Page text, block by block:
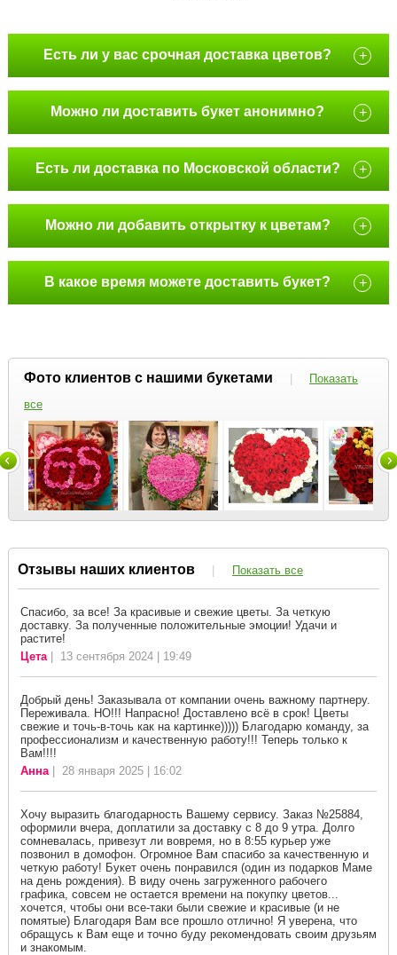
Есть ли у вас срочная доставка цветов? +
Можно ли доставить букет анонимно? +
Есть ли доставка по Московской области? +
Можно ли добавить открытку к цветам? +
В какое время можете доставить букет? +
Фото клиентов с нашими букетами |
Показать
все
Отзывы наших клиентов | Показать все
Спасибо, за все! За красивые и свежие цветы. За четкую
доставку. За полученные положительные эмоции! Удачи и
растите!
Цета| 13 сентября 2024 | 19:49
Добрый день! Заказывала от компании очень важному партнеру.
Переживала. НО!!! Напрасно! Доставлено всё в срок! Цветы
свежие и точь-в-точь как на картинке))))) Благодарю команду, за
профессионализм и качественную работу!!! Теперь только к
Вам!!!!
Анна| 28 января 2025 | 16:02
Хочу выразить благодарность Вашему сервису. Заказ №25884,
оформили вчера, доплатили за доставку с 8 до 9 утра. Долго
сомневалась, привезут ли вовремя, но в 8:55 курьер уже
позвонил в домофон. Огромное Вам спасибо за качественную и
четкую работу! Букет очень понравился (один из подарков Маме
на день рождения). В виду очень загруженного рабочего
графика, совсем не остается времени на покупку цветов...
хочется, чтобы они все-таки были свежие и красивые (и не
помятые) Благодаря Вам все прошло отлично! Я уверена, что
обращусь к Вам еще и точно буду рекомендовать своим друзьям
и знакомым.